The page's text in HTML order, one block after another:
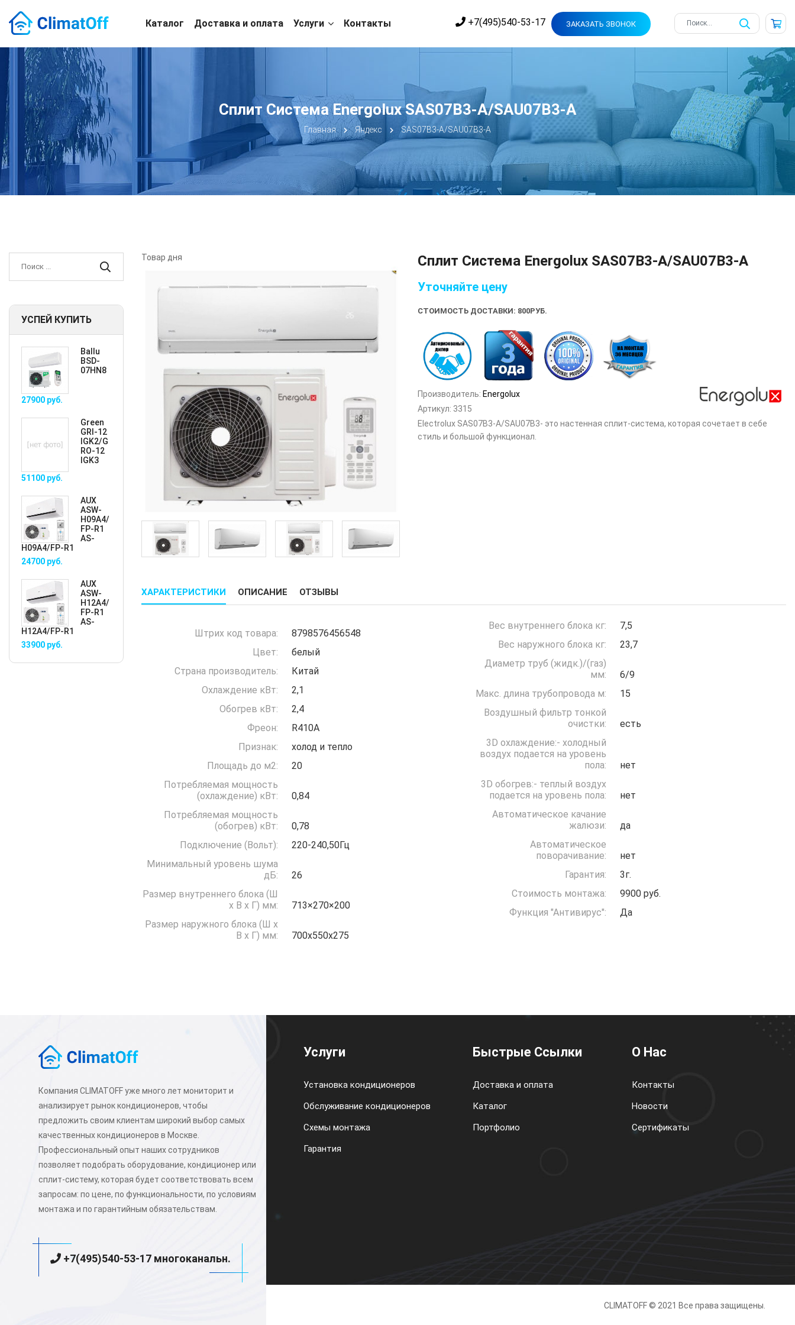
+7(495)540-53-17 ЗАКАЗАТЬ ЗВОНОК
Каталог Доставка и оплата Услуги Контакты
Сплит Система Energolux SAS07B3-A/SAU07B3-A
Главная Яндекс SAS07B3-A/SAU07B3-A
УСПЕЙ КУПИТЬ
Ballu
BSD-
07HN8
27900 руб.
Green
GRI-12
IGK2/G
RO-12
IGK3
51100 руб.
AUX
ASW-
H09A4/
FP-R1
AS-
H09A4/FP-R1
24700 руб.
AUX
ASW-
H12A4/
FP-R1
AS-
H12A4/FP-R1
33900 руб.
Товар дня Сплит Система Energolux SAS07B3-A/SAU07B3-A
Уточняйте цену
СТОИМОСТЬ ДОСТАВКИ: 800РУБ.
Производитель: Energolux
Артикул: 3315
Electrolux SAS07B3-A/SAU07B3- это настенная сплит-система, которая сочетает в себе
стиль и большой функционал.
ХАРАКТЕРИСТИКИ ОПИСАНИЕ ОТЗЫВЫ
Штрих код товара:
8798576456548
Цвет:
белый
Страна производитель:
Китай
Охлаждение кВт:
2,1
Обогрев кВт:
2,4
Фреон:
R410A
Признак:
холод и тепло
Площадь до м2:
20
Потребляемая мощность
(охлаждение) кВт:
0,84
Потребляемая мощность
(обогрев) кВт:
0,78
Подключение (Вольт):
220-240,50Гц
Минимальный уровень шума
дБ:
26
Размер внутреннего блока (Ш
x В x Г) мм:
713×270×200
Размер наружного блока (Ш x
В x Г) мм:
700x550x275
Вес внутреннего блока кг:
7,5
Вес наружного блока кг:
23,7
Диаметр труб (жидк.)/(газ)
мм:
6/9
Макс. длина трубопровода м:
15
Воздушный фильтр тонкой
очистки:
есть
3D охлаждение:- холодный
воздух подается на уровень
пола:
нет
3D обогрев:- теплый воздух
подается на уровень пола:
нет
Автоматическое качание
жалюзи:
да
Автоматическое
поворачивание:
нет
Гарантия:
3г.
Стоимость монтажа:
9900 руб.
Функция "Антивирус":
Да
Компания CLIMATOFF уже много лет мониторит и
анализирует рынок кондиционеров, чтобы
предложить своим клиентам широкий выбор самых
качественных кондиционеров в Москве.
Профессиональный опыт наших сотрудников
позволяет подобрать оборудование, кондиционер или
сплит-систему, которая будет соответствовать всем
запросам: по цене, по функциональности, по условиям
монтажа и по гарантийным обязательствам.
+7(495)540-53-17 многоканальн.
Услуги
Установка кондиционеров
Обслуживание кондиционеров
Схемы монтажа
Гарантия
Быстрые Ссылки
Доставка и оплата
Каталог
Портфолио
О Нас
Контакты
Новости
Сертификаты
CLIMATOFF © 2021 Все права защищены.